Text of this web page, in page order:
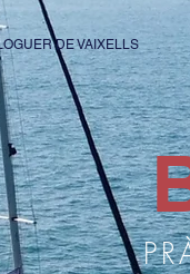
DE VAIXELLS